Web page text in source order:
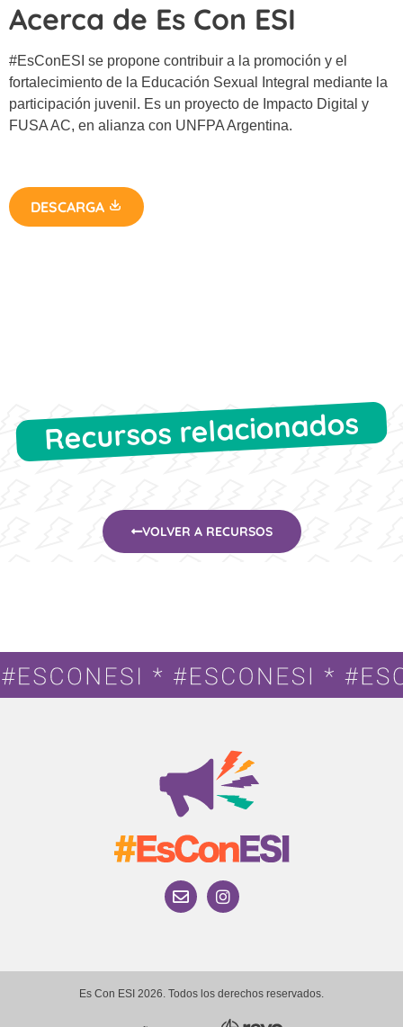
Acerca de Es Con ESI
#EsConESI se propone contribuir a la promoción y el
fortalecimiento de la Educación Sexual Integral mediante la
participación juvenil. Es un proyecto de Impacto Digital y
FUSA AC, en alianza con UNFPA Argentina.
DESCARGA
Recursos relacionados
VOLVER A RECURSOS
Es Con ESI 2026. Todos los derechos reservados.